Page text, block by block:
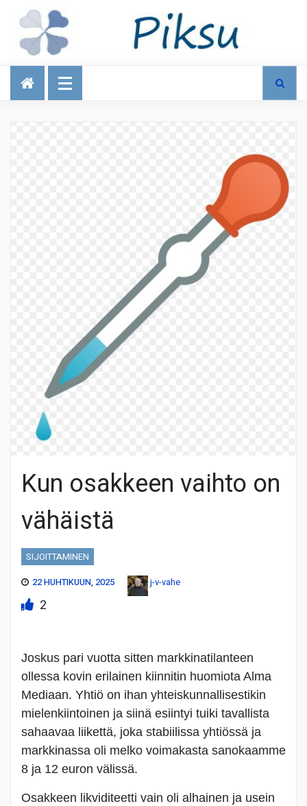
Talous
Kun osakkeen vaihto on
vähäistä
SIJOITTAMINEN
22 HUHTIKUUN, 2025
j-v-vahe
2
Joskus pari vuotta sitten markkinatilanteen
ollessa kovin erilainen kiinnitin huomiota Alma
Mediaan. Yhtiö on ihan yhteiskunnallisestikin
mielenkiintoinen ja siinä esiintyi tuiki tavallista
sahaavaa liikettä, joka stabiilissa yhtiössä ja
markkinassa oli melko voimakasta sanokaamme
8 ja 12 euron välissä.
Osakkeen likviditeetti vain oli alhainen ja usein